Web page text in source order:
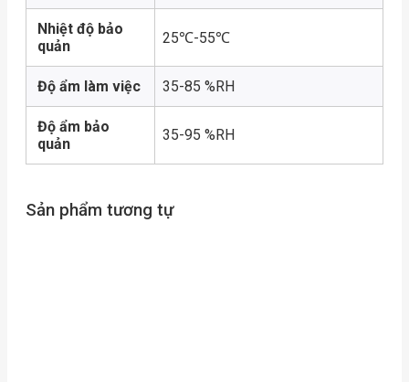
Nhiệt độ bảo
quản
25℃-55℃
Độ ẩm làm việc 35-85 %RH
Độ ẩm bảo
quản
35-95 %RH
Sản phẩm tương tự